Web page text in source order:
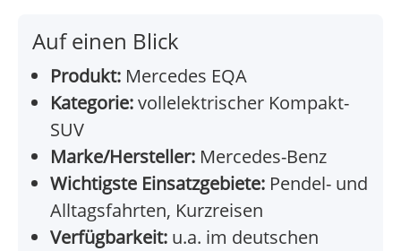
Auf einen Blick
Produkt: Mercedes EQA
Kategorie:vollelektrischer Kompakt-
SUV
Marke/Hersteller: Mercedes-Benz
Wichtigste Einsatzgebiete: Pendel- und
Alltagsfahrten, Kurzreisen
Verfügbarkeit: u.a. im deutschen